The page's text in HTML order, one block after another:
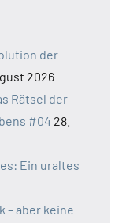
der
2026
Rätsel der
#04 28.
Ein uraltes
– aber keine